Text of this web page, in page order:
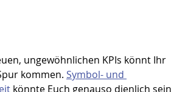
ungewöhnlichen KPIs könnt Ihr
kommen. Symbol- und
könnte Euch genauso dienlich sein